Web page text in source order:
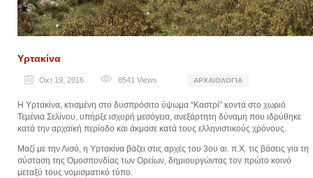
Υρτακίνα
Οκτ 19, 2016 8541 Views ΑΡΧΑΙΟΛΟΓΊΑ
Η Υρτακίνα, κτισμένη στο δυσπρόσιτο ύψωμα “Καστρί” κοντά στο χωριό
Τεμένια Σελίνου, υπήρξε ισχυρή μεσόγεια, ανεξάρτητη δύναμη που ιδρύθηκε
κατά την αρχαϊκή περίοδο και άκμασε κατά τους ελληνιστικούς χρόνους.
Μαζί με την Λισό, η Υρτακίνα βάζει στις αρχές του 3ου αι. π.Χ. τις βάσεις για τη
σύσταση της Ομοσπονδίας των Ορείων, δημιουργώντας τον πρώτο κοινό
μεταξύ τους νομισματικό τύπο.